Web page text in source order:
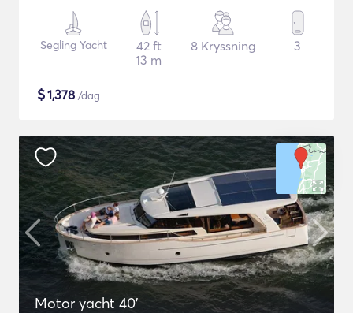
Segling Yacht
42 ft
13 m
8 Kryssning 3
$1,378 /dag
Motor yacht 40'